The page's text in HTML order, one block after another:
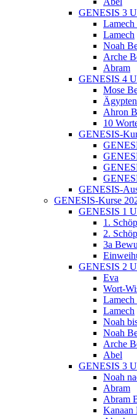
GENESIS 3
Lamech
Lamech
Noah
Arche
Abram
GENESIS 4
Mose
Ahron
10
GENESIS-
GENESIS-
GENESIS-Kurse
GENESIS 1
1.
2.
3a
GENESIS 2
Eva
Wort-
Lamech
Lamech
Noah
Noah
Arche
Abel
GENESIS 3
Noah
Abram
Abram
Kanaan